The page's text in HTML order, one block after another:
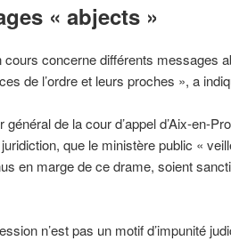
« abjects »
cours concerne différents messages
de l’ordre et leurs proches », a
général de la cour d’appel d’Aix-en-
que le ministère public «
en marge de ce drame, soient
n’est pas un motif d’impunité